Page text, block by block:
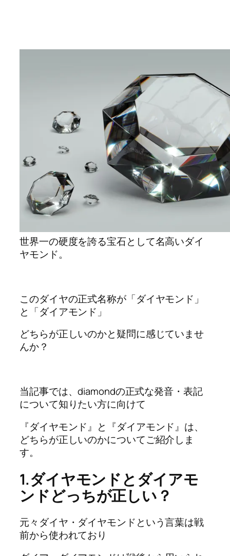
世界一の硬度を誇る宝石として名高いダイ
ヤモンド。
このダイヤの正式名称が「ダイヤモンド」
と「ダイアモンド」
どちらが正しいのかと疑問に感じていませ
んか？
当記事では、diamondの正式な発音・表記
について知りたい方に向けて
『ダイヤモンド』と『ダイアモンド』は、
どちらが正しいのかについてご紹介しま
す。
1.ダイヤモンドとダイアモ
ンドどっちが正しい？
元々ダイヤ・ダイヤモンドという言葉は戦
前から使われており